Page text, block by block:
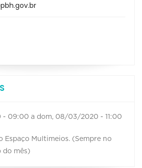
- 09:00 a dom, 08/03/2020 - 11:00
Espaço Multimeios. (Sempre no
do mês)